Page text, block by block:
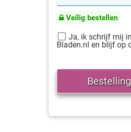
Veilig bestellen
Ja, ik schrijf mij
Bladen.nl en blijf op